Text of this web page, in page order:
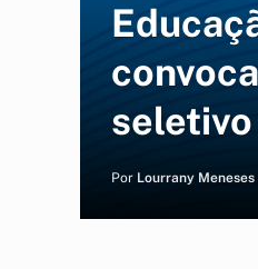
seletivo
Por Lourrany Meneses